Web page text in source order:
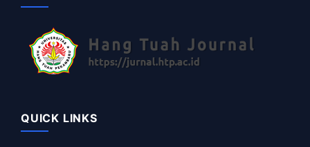
QUICK LINKS